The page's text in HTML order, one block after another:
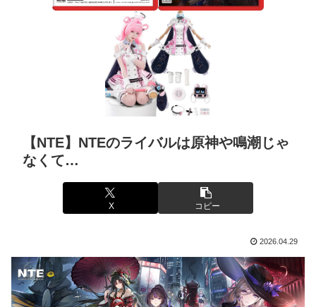
【NTE】NTEのライバルは原神や鳴潮じゃ
なくて…
X コピー
2026.04.29